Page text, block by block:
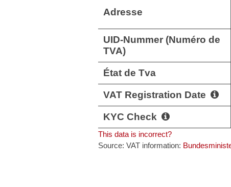
Adresse
UID-Nummer (Numéro de
TVA)
État de Tva
VAT Registration Date
KYC Check
This data is incorrect?
Source: VAT information: